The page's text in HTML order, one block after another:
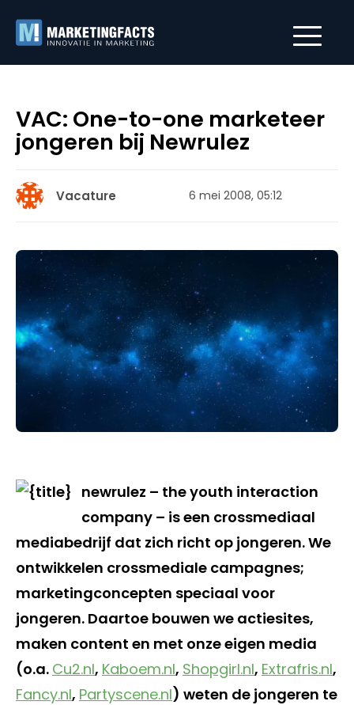
VAC: One-to-one marketeer
jongeren bij Newrulez
Vacature 6 mei 2008, 05:12
newrulez – the youth interaction
company – is een crossmediaal
mediabedrijf dat zich richt op jongeren. We
ontwikkelen crossmediale campagnes;
marketingconcepten speciaal voor
jongeren. Daartoe bouwen we actiesites,
maken content en met onze eigen media
(o.a. Cu2.nl, Kaboem.nl, Shopgirl.nl, Extrafris.nl,
Fancy.nl, Partyscene.nl) weten de jongeren te